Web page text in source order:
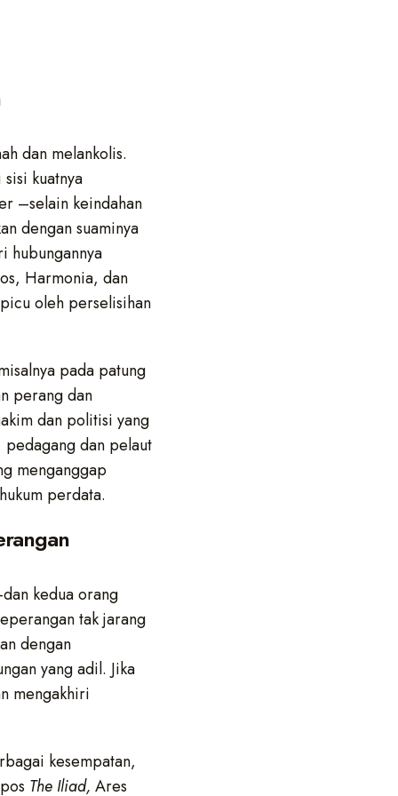
dan melankolis.
kuatnya
–selain keindahan
dengan suaminya
hubungannya
Harmonia, dan
oleh perselisihan
pada patung
perang dan
dan politisi yang
dan pelaut
menganggap
perdata.
kedua orang
tak jarang
dengan
yang adil. Jika
mengakhiri
kesempatan,
The Iliad, Ares